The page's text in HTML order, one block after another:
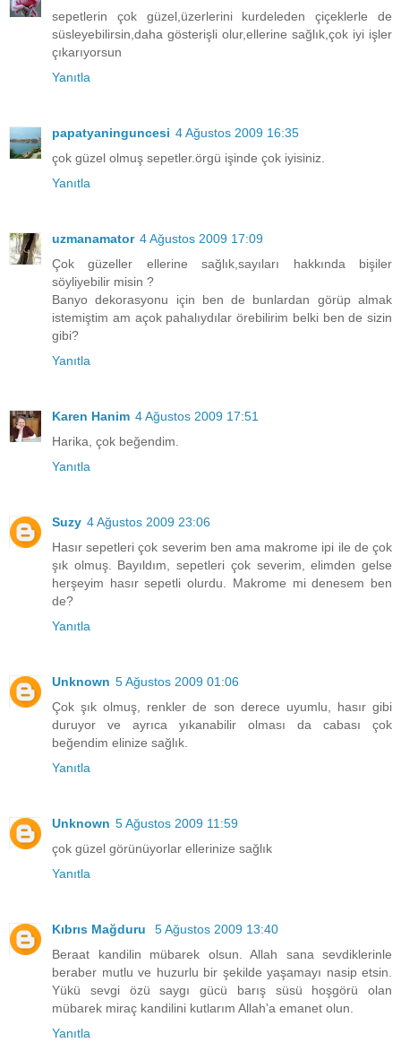
sepetlerin çok güzel,üzerlerini kurdeleden çiçeklerle de
süsleyebilirsin,daha gösterişli olur,ellerine sağlık,çok iyi işler
çıkarıyorsun
Yanıtla
papatyaninguncesi 4 Ağustos 2009 16:35
çok güzel olmuş sepetler.örgü işinde çok iyisiniz.
Yanıtla
uzmanamator 4 Ağustos 2009 17:09
Çok güzeller ellerine sağlık,sayıları hakkında bişiler
söyliyebilir misin ?
Banyo dekorasyonu için ben de bunlardan görüp almak
istemiştim am açok pahalıydılar örebilirim belki ben de sizin
gibi?
Yanıtla
Karen Hanim 4 Ağustos 2009 17:51
Harika, çok beğendim.
Yanıtla
Suzy 4 Ağustos 2009 23:06
Hasır sepetleri çok severim ben ama makrome ipi ile de çok
şık olmuş. Bayıldım, sepetleri çok severim, elimden gelse
herşeyim hasır sepetli olurdu. Makrome mi denesem ben
de?
Yanıtla
Unknown 5 Ağustos 2009 01:06
Çok şık olmuş, renkler de son derece uyumlu, hasır gibi
duruyor ve ayrıca yıkanabilir olması da cabası çok
beğendim elinize sağlık.
Yanıtla
Unknown 5 Ağustos 2009 11:59
çok güzel görünüyorlar ellerinize sağlık
Yanıtla
Kıbrıs Mağduru
5 Ağustos 2009 13:40
Beraat kandilin mübarek olsun. Allah sana sevdiklerinle
beraber mutlu ve huzurlu bir şekilde yaşamayı nasip etsin.
Yükü sevgi özü saygı gücü barış süsü hoşgörü olan
mübarek miraç kandilini kutlarım Allah'a emanet olun.
Yanıtla